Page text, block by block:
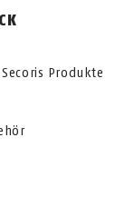
Produkte